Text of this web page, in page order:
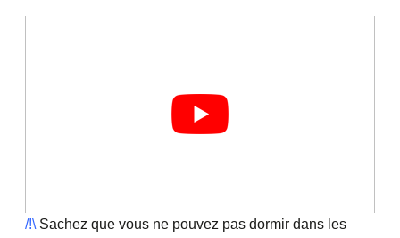
/!\Sachez que vous ne pouvez pas dormir dans les